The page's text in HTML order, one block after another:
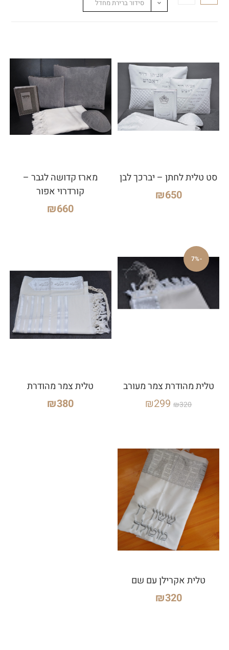
סידור ברירת מחדל
סט טלית לחתן – יברכך לבן
₪650
מארז קדושה לגבר –
קורדרוי אפור
₪660
-7%
טלית מהודרת צמר מעורב
₪320
₪299
טלית צמר מהודרת
₪380
טלית אקרילן עם שם
₪320